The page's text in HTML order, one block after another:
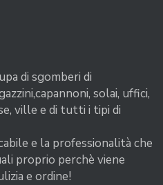
di sgomberi di
solai, uffici,
ville e di tutti i tipi di
e la professionalità che
proprio perchè viene
e ordine!